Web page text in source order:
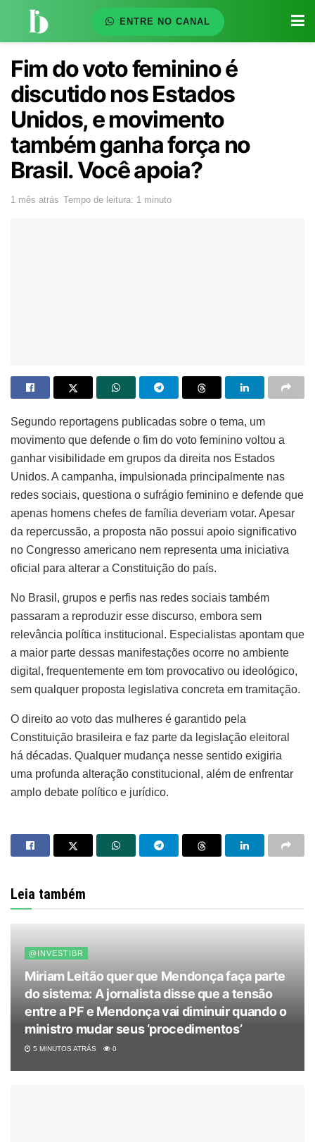
ENTRE NO CANAL
Fim do voto feminino é
discutido nos Estados
Unidos, e movimento
também ganha força no
Brasil. Você apoia?
1 mês atrás Tempo de leitura: 1 minuto
Segundo reportagens publicadas sobre o tema, um
movimento que defende o fim do voto feminino voltou a
ganhar visibilidade em grupos da direita nos Estados
Unidos. A campanha, impulsionada principalmente nas
redes sociais, questiona o sufrágio feminino e defende que
apenas homens chefes de família deveriam votar. Apesar
da repercussão, a proposta não possui apoio significativo
no Congresso americano nem representa uma iniciativa
oficial para alterar a Constituição do país.
No Brasil, grupos e perfis nas redes sociais também
passaram a reproduzir esse discurso, embora sem
relevância política institucional. Especialistas apontam que
a maior parte dessas manifestações ocorre no ambiente
digital, frequentemente em tom provocativo ou ideológico,
sem qualquer proposta legislativa concreta em tramitação.
O direito ao voto das mulheres é garantido pela
Constituição brasileira e faz parte da legislação eleitoral
há décadas. Qualquer mudança nesse sentido exigiria
uma profunda alteração constitucional, além de enfrentar
amplo debate político e jurídico.
Leia também
@INVESTIBR
Miriam Leitão quer que Mendonça faça parte
do sistema: A jornalista disse que a tensão
entre a PF e Mendonça vai diminuir quando o
ministro mudar seus ‘procedimentos’
5 MINUTOS ATRÁS 0